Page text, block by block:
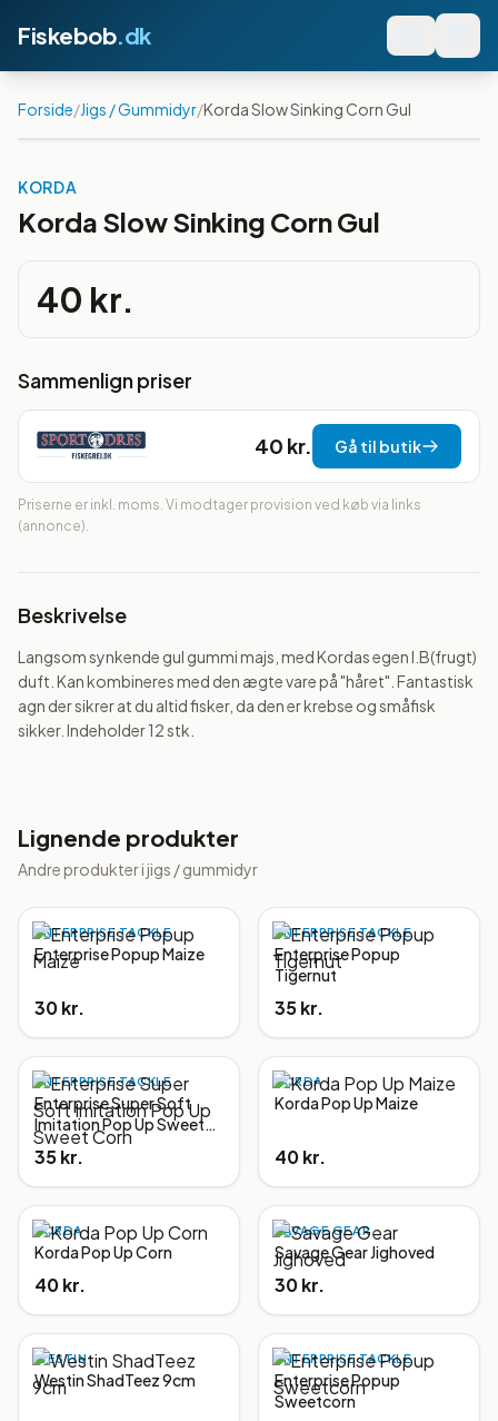
Fiskebob.dk
Forside/Jigs / Gummidyr/Korda Slow Sinking Corn Gul
KORDA
Korda Slow Sinking Corn Gul
40 kr.
Sammenlign priser
40 kr. Gå til butik
Priserne er inkl. moms. Vi modtager provision ved køb via links
(annonce).
Beskrivelse
Langsom synkende gul gummi majs, med Kordas egen I.B(frugt)
duft. Kan kombineres med den ægte vare på "håret". Fantastisk
agn der sikrer at du altid fisker, da den er krebse og småfisk
sikker. Indeholder 12 stk.
Lignende produkter
Andre produkter i jigs / gummidyr
ENTERPRISE TACKLE
Enterprise Popup Maize
30 kr.
ENTERPRISE TACKLE
Enterprise Popup
Tigernut
35 kr.
ENTERPRISE TACKLE
Enterprise Super Soft
Imitation Pop Up Sweet
Corn
35 kr.
KORDA
Korda Pop Up Maize
40 kr.
KORDA
Korda Pop Up Corn
40 kr.
SAVAGE GEAR
Savage Gear Jighoved
30 kr.
WESTIN
Westin ShadTeez 9cm
ENTERPRISE TACKLE
Enterprise Popup
Sweetcorn